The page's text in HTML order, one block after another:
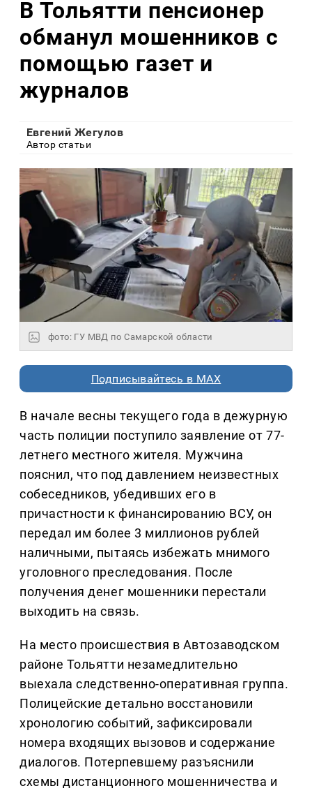
В Тольятти пенсионер
обманул мошенников с
помощью газет и
журналов
Евгений Жегулов
Автор статьи
фото: ГУ МВД по Самарской области
Подписывайтесь в MAX
В начале весны текущего года в дежурную
часть полиции поступило заявление от 77-
летнего местного жителя. Мужчина
пояснил, что под давлением неизвестных
собеседников, убедивших его в
причастности к финансированию ВСУ, он
передал им более 3 миллионов рублей
наличными, пытаясь избежать мнимого
уголовного преследования. После
получения денег мошенники перестали
выходить на связь.
На место происшествия в Автозаводском
районе Тольятти незамедлительно
выехала следственно-оперативная группа.
Полицейские детально восстановили
хронологию событий, зафиксировали
номера входящих вызовов и содержание
диалогов. Потерпевшему разъяснили
схемы дистанционного мошенничества и